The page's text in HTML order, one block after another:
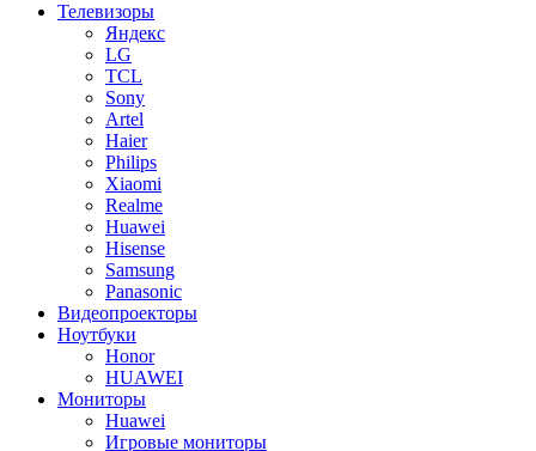
Телевизоры
Яндекс
LG
TCL
Sony
Artel
Haier
Philips
Xiaomi
Realme
Huawei
Hisense
Samsung
Panasonic
Видеопроекторы
Ноутбуки
Honor
HUAWEI
Мониторы
Huawei
Игровые мониторы